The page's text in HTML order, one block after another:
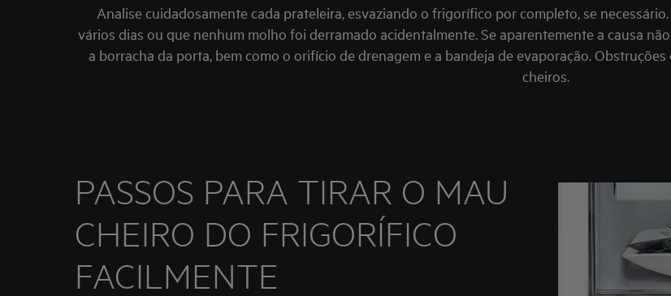
Analise cuidadosamente cada prateleira, esvaziando o frigorífico por completo, se
vários dias ou que nenhum molho foi derramado acidentalmente. Se aparentemente a causa
a borracha da porta, bem como o orifício de drenagem e a bandeja de evaporação.
cheiros.
PASSOS PARA TIRAR O MAU
CHEIRO DO FRIGORÍFICO
FACILMENTE